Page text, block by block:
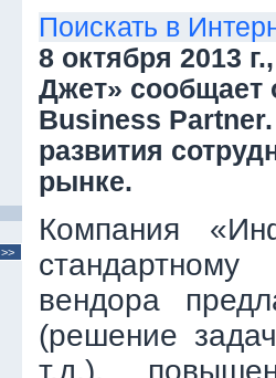
Поискать в
8 октября 2013
Джет» сообщает
Business
развития
рынке.
Компания
стандартному
вендора
(решение
т.д.),